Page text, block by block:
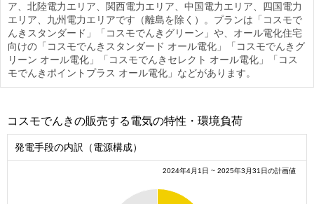
ア、北陸電力エリア、関西電力エリア、中国電力エリア、四国電力
エリア、九州電力エリアです（離島を除く）。プランは「コスモで
んきスタンダード」「コスモでんきグリーン」や、オール電化住宅
向けの「コスモでんきスタンダード オール電化」「コスモでんきグ
リーン オール電化」「コスモでんきセレクト オール電化」「コス
モでんきポイントプラス オール電化」などがあります。
コスモでんきの販売する電気の特性・環境負荷
発電手段の内訳（電源構成）
2024年4月1日 ~ 2025年3月31日の計画値